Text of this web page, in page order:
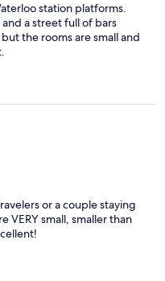
station platforms.
a street full of bars
the rooms are small and
or a couple staying
VERY small, smaller than